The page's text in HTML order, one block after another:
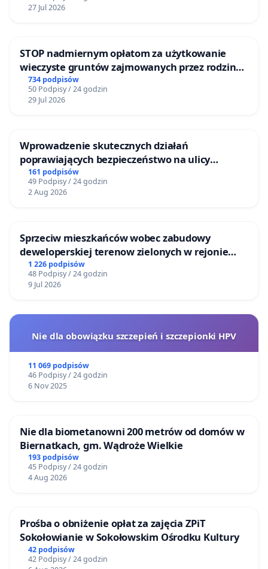
27 Jul 2026
STOP nadmiernym opłatom za użytkowanie
wieczyste gruntów zajmowanych przez rodzinne
ogrody działkowe.
734 podpisów
50 Podpisy / 24 godzin
29 Jul 2026
Wprowadzenie skutecznych działań
poprawiających bezpieczeństwo na ulicy
Żeromskiego w Otwocku
161 podpisów
49 Podpisy / 24 godzin
2 Aug 2026
Sprzeciw mieszkańców wobec zabudowy
deweloperskiej terenow zielonych w rejonie
Bulwarów Straceńskich w Bielsku-Białej
1 226 podpisów
48 Podpisy / 24 godzin
9 Jul 2026
Nie dla obowiązku szczepień i szczepionki HPV
11 069 podpisów
46 Podpisy / 24 godzin
6 Nov 2025
Nie dla biometanowni 200 metrów od domów w
Biernatkach, gm. Wądroże Wielkie
193 podpisów
45 Podpisy / 24 godzin
4 Aug 2026
Prośba o obniżenie opłat za zajęcia ZPiT
Sokołowianie w Sokołowskim Ośrodku Kultury
42 podpisów
42 Podpisy / 24 godzin